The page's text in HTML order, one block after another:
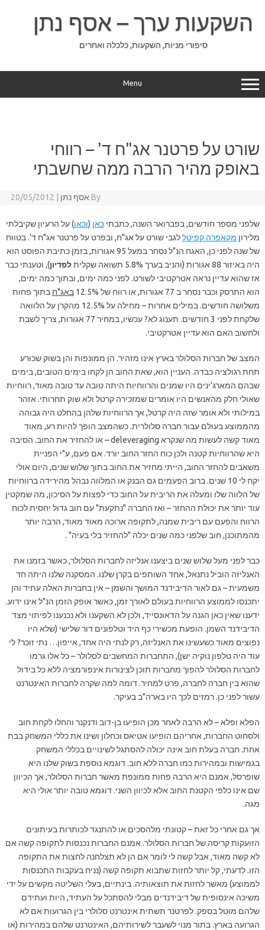
השקעות ערך – אסף נתן
סיפורי מניות, השקעות, כלכלה ואחרים
Menu
שורט על פרטנר אג"ח ד' – רווחי
באופק מהיר הרבה ממה שחשבתי
By אסף נתן 20/05/2012
שלפני מספר חודשים, בפברואר השנה, כתבתיכאן( וכאן) על הרעיון שקיבלתי
מלירוןמקאפרה קפיטללגבי שורט על אג"ח, ובפרט על פרטנר אג"ח ד'. בטווח
של שנה לפני כן, האגח הנ"ל נסחר במעל 95 אגורות, בזמן כתיבת הפוסט הוא
היה באיזור 88 אגורות (והניב בערך 5.8% תשואה שקלית
לפדיון), וטענתי כבר
אז שהוא עדיין נראה אטרקטיבי לשורט. לפני כמה ימים, ובתוך כמה ימים,
הוא התרסק וכבר נסחר ב 77 אגורות, או רווח של 12.5%
באג"חבתוך פחות
משלושה חודשים. במילים אחרות – מחילה על 12.5% מהקרן על הלוואה
שלקחת לפני 3 חודשים. תענוג לא? עכשיו, במחיר 77 אגורות, צריך לשבת
ולחשוב האם הוא עדיין אטרקטיבי.
המצב של חברות הסלולר בארץ אינו מזהיר. הן ממונפות והן בשוק שכורע
תחת רגולציה כבדה. העניין הוא, שאת החוב הן לקחו בימים הטובים, בימים
שבהם המארג'ינים היו שמנים והרווחיות היתה טובה עד טובה מאוד, רווחיות
שאולי חלק מהאנשים היו אומרים שמזכירה קרטל ולא שוק תחרותי. אזהר
במילותי ולא אומר שזה היה קרטל, אך הרווחיות שלהן בהחלט היה גבוהה
מהממוצע בעולם עבור חברה סלולרית. כשהמצב הופך להיות רע, מאוד
מאוד קשה לעשות מה שנקרא deleveraging – או להחזיר את החוב. הסיבה
היא שהרווחיות קטנה ולכן כוח החזר החוב יורד. אם פעם, ע"י הפניית
משאבים להחזר החוב, הייתי מחזיר את החוב בתוך שלוש שנים, היום אולי
יקח לי 10 שנים. ברוב הפעמים גם הבנק או המלווה נבהל מהירידה ברווחיות
של הלווה שלו ומעלה את הריבית על החוב כדי לפצות על הסיכון, מה שמקטין
עוד יותר את יכולת ההחזר – ואז החברה "נתקעת" עם חוב גדול יחסית לכוח
הרווח והפעם עם ריבית שמנה, לתקופה ארוכה מאוד מאוד, הרבה יותר
מהמתוכנן, חוב שלפני כמה שנים יכלה "להחזיר בלי בעיה" .
כבר לפני מעל שלוש שנים ביצענו אנליזה לחברות הסלולר, כאשר בזמנו את
האנליזה הוביל נתנאל, אחד השותפים בקרן שלנו. המסקנה שלנו היתה חד
משמעית – גם לאור הדיבידנד המושך והשמן – אין בחברות האלה עתיד והן
יתכנסו לממוצע הרווחיות בעולם לאורך זמן, כאשר אופק הזמן הנ"ל אינו ידוע.
ידענו שאין כאן הגנה על הדאונסייד, ולכן לא השקענו ולא נכנענו לפיתוי מצד
הדיבידנד השמן. הופעת מכשירי כף היד וטלפונים דור שלישי (שלא היו
נפוצים מאוד כשעשינו את האנליזה, רק לנתי היה אחד, אייפון… נתי זוכר? לי
עוד היה טלפון נוקיה ישן), התחברות המחשבים לסלולר – כל אלו גרמו
לחברות הסלולר להפוך מחברות תוכן לצינורות אינפורמציה ללא כל בידול
שהוא בין חברה לחברה, פרט למחיר. דומה למה שקרה לחברות האינטרנט
עשור לפני כן. רמזים לכך היו בארה"ב בעיקר.
הפלא ופלא – לא הרבה לאחר מכן הופיעו בן-דוב ודנקנר והחלו לקחת חוב
ולסחוט החברות, אחריהם הופיעו אטיאס וכחלון ושינו את כללי המשחק בבת
אחת. חברה בעלת חוב אינה יכולה להסתגל לשינויים בכללי המשחק
בגמישות ובמהירות כמו חברה ללא חוב. דוגמא נוספת בשוק שלנו היא
שופרסל, אמנם היא הרבה פחות ממונפת מאשר חברות הסלולר, אך הכיוון
שם אינו כלפי הקטנת החוב אלא לכיוון השני. דוגמא טובה יותר אולי היא
מגה.
אך גם אחרי כל זאת – קטונתי מלהסכים או להתנגד לכותרות בעיתונים
הזועקות קריסה של חברות הסלולר. אמנם החברות נכנסות לתקופה קשה אם
לא קשה מאוד, אבל קשה לי לומר אם הן לא תצלחנה לחצות את התקופה
הזו. לדעתי, קל יותר לחזות שתבוא תקופה קשה (נניח בעקבות התכנסות
לממוצע) מאשר לחזות את תוצאותיה. בינתיים, בעלי השליטה מקשים על ידי
משיכה אינסופית של דיבידנדים מבלי להסתכל על העתיד, היות ועתידם
שלהם מוטל בספק. לפרטנר תשתית אינטרנט סלולרי בין הגרועות אם לא
הגרועה בארץ. בתור מנוי לשעבר לשירותיהם, האינטרנט שלהם במהירות (או